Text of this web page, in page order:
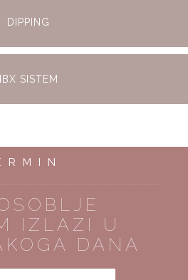
DIPPING
IBX SISTEM
IZLAZI U
DANA